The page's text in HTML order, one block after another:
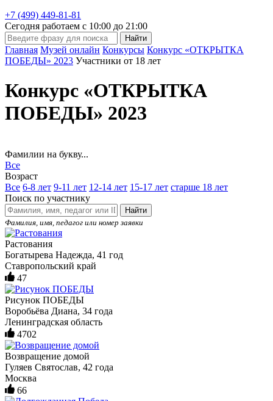
+7 (499) 449-81-81
Сегодня работаем с 10:00 до 21:00
Главная Музей онлайн Конкурсы Конкурс «ОТКРЫТКА
ПОБЕДЫ» 2023 Участники от 18 лет
Конкурс «ОТКРЫТКА
ПОБЕДЫ» 2023
Фамилии на букву...
Все
Возраст
Все 6-8 лет 9-11 лет 12-14 лет 15-17 лет старше 18 лет
Поиск по участнику
Найти
Фамилия, имя, педагог или номер заявки
Растования
Богатырева Надежда, 41 год
Ставропольский край
47
Рисунок ПОБЕДЫ
Воробьёва Диана, 34 года
Ленинградская область
4702
Возвращение домой
Гуляев Святослав, 42 года
Москва
66